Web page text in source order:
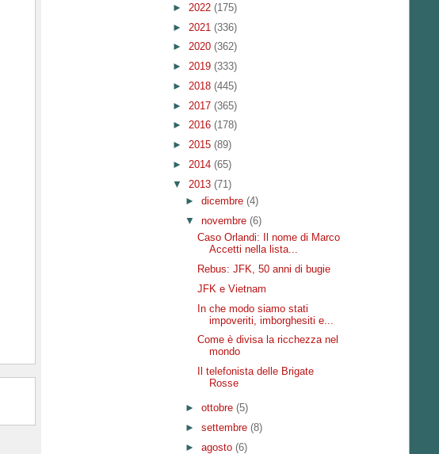
► 2022 (175)
► 2021 (336)
► 2020 (362)
► 2019 (333)
► 2018 (445)
► 2017 (365)
► 2016 (178)
► 2015 (89)
► 2014 (65)
▼ 2013 (71)
► dicembre (4)
▼ novembre (6)
Caso Orlandi: Il nome di Marco
Accetti nella lista...
Rebus: JFK, 50 anni di bugie
JFK e Vietnam
In che modo siamo stati
impoveriti, imborghesiti e...
Come è divisa la ricchezza nel
mondo
Il telefonista delle Brigate
Rosse
► ottobre (5)
► settembre (8)
► agosto (6)